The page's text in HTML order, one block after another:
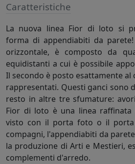
Caratteristiche
La nuova linea Fior di loto si
forma di appendiabiti da
orizzontale, è composto da
equidistanti a cui è possibile
Il secondo è posto esattamente
rappresentati. Questi ganci sono
resto in altre tre sfumature:
Fior di loto è una linea
visto con il porta foto o il porta
compagni, l'appendiabiti da
la produzione di Arti e Mestieri,
complementi d'arredo.